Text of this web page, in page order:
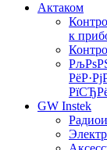
Актаком
к
GW Instek